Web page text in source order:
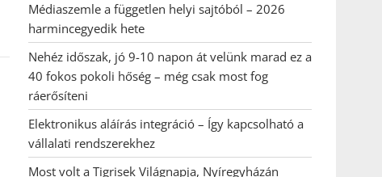
Médiaszemle a független helyi sajtóból – 2026
harmincegyedik hete
Nehéz időszak, jó 9-10 napon át velünk marad ez a
40 fokos pokoli hőség – még csak most fog
ráerősíteni
Elektronikus aláírás integráció – Így kapcsolható a
vállalati rendszerekhez
Most volt a Tigrisek Világnapja, Nyíregyházán